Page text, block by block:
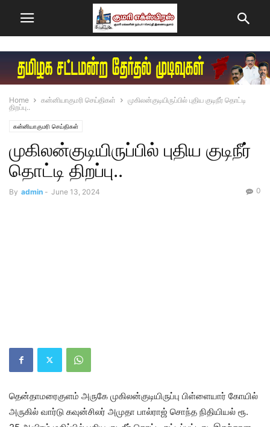
Home கன்னியாகுமரி செய்திகள்
முகிலன்குடியிருப்பில் புதிய குடிநீர் தொட்டி
திறப்பு..
கன்னியாகுமரி செய்திகள்
முகிலன்குடியிருப்பில் புதிய குடிநீர்
தொட்டி திறப்பு..
By admin - June 13, 2024 0
தென்தாமரைகுளம் அருகே முகிலன்குடியிருப்பு பிள்ளையார் கோயில்
அருகில் வார்டு கவுன்சிலர் அமுதா பால்ராஜ் சொந்த நிதியியல் ரூ.